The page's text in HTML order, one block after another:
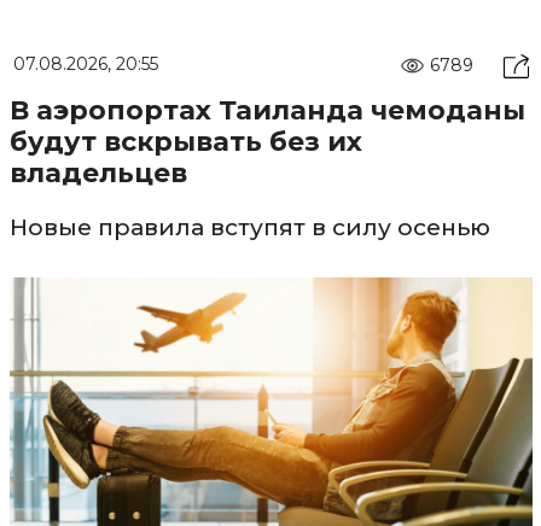
07.08.2026, 20:55 6789
В аэропортах Таиланда чемоданы
будут вскрывать без их
владельцев
Новые правила вступят в силу осенью